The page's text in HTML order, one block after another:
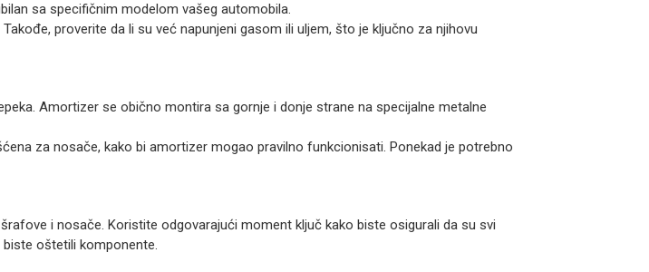
sa specifičnim modelom vašeg automobila.
proverite da li su već napunjeni gasom ili uljem, što je ključno za njihovu
Amortizer se obično montira sa gornje i donje strane na specijalne metalne
za nosače, kako bi amortizer mogao pravilno funkcionisati. Ponekad je potrebno
i nosače. Koristite odgovarajući moment ključ kako biste osigurali da su svi
oštetili komponente.